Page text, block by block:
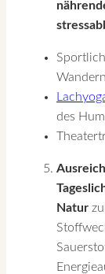
des
Natur